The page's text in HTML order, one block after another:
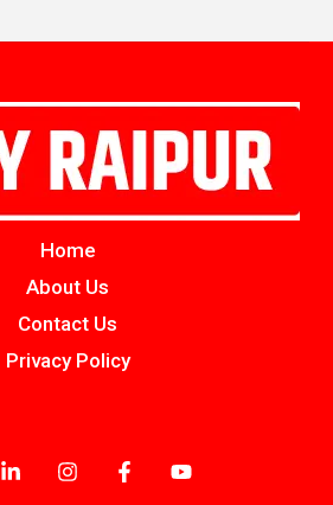
Home
About Us
Contact Us
Privacy Policy